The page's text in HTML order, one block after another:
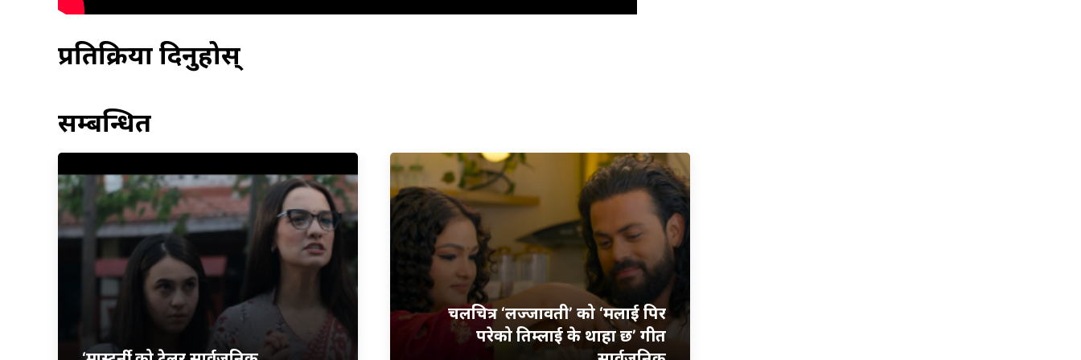
प्रतिक्रिया दिनुहोस्
सम्बन्धित
चलचित्र ‘लज्जावती’ को ‘मलाई पिर
परेको तिम्लाई के थाहा छ’ गीत